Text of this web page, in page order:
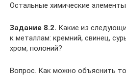
Остальные химические
Задание 8.2. Какие из
к металлам: кремний, свинец,
хром, полоний?
Вопрос. Как можно объяснить